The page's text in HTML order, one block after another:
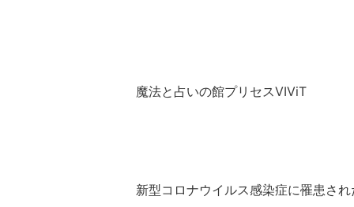
魔法と占いの館プリセスVIViT
新型コロナウイルス感染症に罹患され